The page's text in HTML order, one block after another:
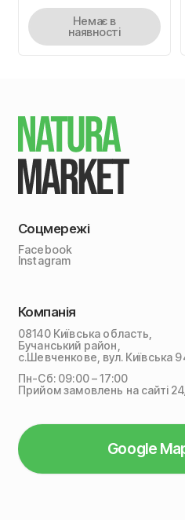
Немає в
наявності
Соцмережі
Facebook
Instagram
Компанія
08140 Київська область,
Бучанський район,
с.Шевченкове, вул. Київська
Пн-Сб: 09:00 – 17:00
Прийом замовлень на сайті
Google